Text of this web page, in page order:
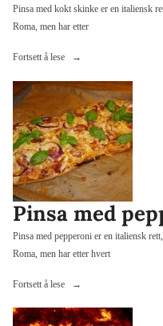
Pinsa med kokt skinke er en italiensk
Roma, men har etter
Fortsett å lese
«Pinsa
kokt
skinke»
Pinsa med
Pinsa med pepperoni er en italiensk
Roma, men har etter hvert
Fortsett å lese
«Pinsa
pepperoni»